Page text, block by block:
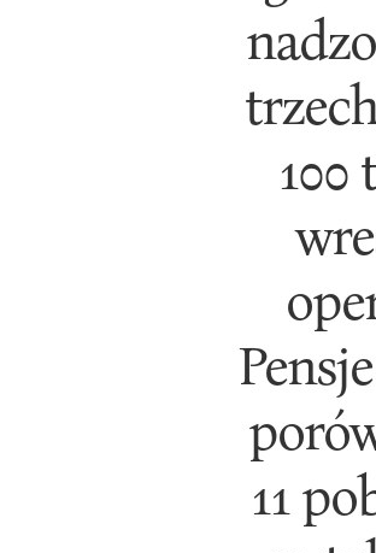
100
11